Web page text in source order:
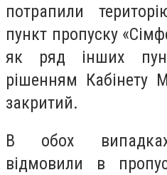
потрапили
пункт пропуску
як ряд інших
рішенням Кабінету
закритий.
В обох
відмовили в